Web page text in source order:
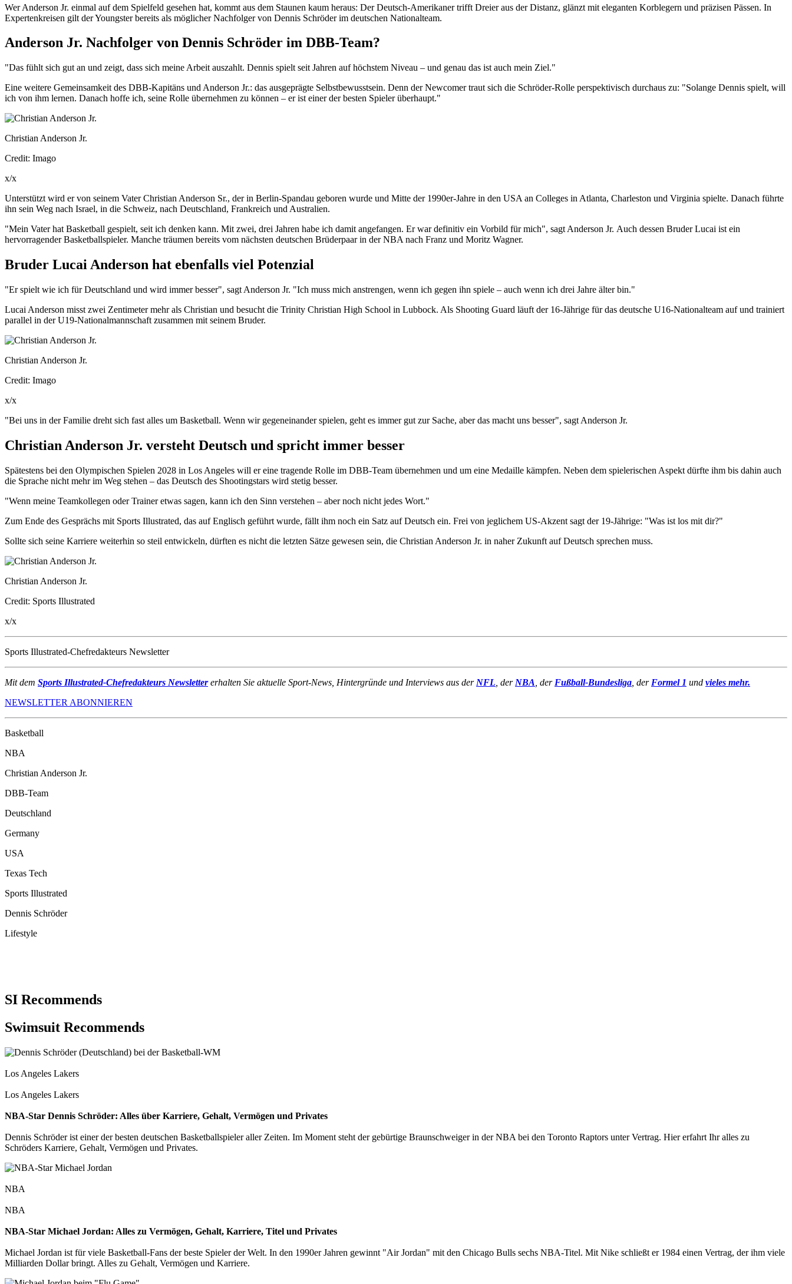
Wer Anderson Jr. einmal auf dem Spielfeld gesehen hat, kommt aus dem Staunen kaum heraus: Der Deutsch-Amerikaner trifft Dreier aus der Distanz, glänzt mit eleganten Korblegern und präzisen Pässen. In
Expertenkreisen gilt der Youngster bereits als möglicher Nachfolger von Dennis Schröder im deutschen Nationalteam.
Anderson Jr. Nachfolger von Dennis Schröder im DBB-Team?
"Das fühlt sich gut an und zeigt, dass sich meine Arbeit auszahlt. Dennis spielt seit Jahren auf höchstem Niveau – und genau das ist auch mein Ziel."
Eine weitere Gemeinsamkeit des DBB-Kapitäns und Anderson Jr.: das ausgeprägte Selbstbewusstsein. Denn der Newcomer traut sich die Schröder-Rolle perspektivisch durchaus zu: "Solange Dennis spielt, will
ich von ihm lernen. Danach hoffe ich, seine Rolle übernehmen zu können – er ist einer der besten Spieler überhaupt."
Christian Anderson Jr.
Credit: Imago
x/x
Unterstützt wird er von seinem Vater Christian Anderson Sr., der in Berlin-Spandau geboren wurde und Mitte der 1990er-Jahre in den USA an Colleges in Atlanta, Charleston und Virginia spielte. Danach führte
ihn sein Weg nach Israel, in die Schweiz, nach Deutschland, Frankreich und Australien.
"Mein Vater hat Basketball gespielt, seit ich denken kann. Mit zwei, drei Jahren habe ich damit angefangen. Er war definitiv ein Vorbild für mich", sagt Anderson Jr. Auch dessen Bruder Lucai ist ein
hervorragender Basketballspieler. Manche träumen bereits vom nächsten deutschen Brüderpaar in der NBA nach Franz und Moritz Wagner.
Bruder Lucai Anderson hat ebenfalls viel Potenzial
"Er spielt wie ich für Deutschland und wird immer besser", sagt Anderson Jr. "Ich muss mich anstrengen, wenn ich gegen ihn spiele – auch wenn ich drei Jahre älter bin."
Lucai Anderson misst zwei Zentimeter mehr als Christian und besucht die Trinity Christian High School in Lubbock. Als Shooting Guard läuft der 16-Jährige für das deutsche U16-Nationalteam auf und trainiert
parallel in der U19-Nationalmannschaft zusammen mit seinem Bruder.
Christian Anderson Jr.
Credit: Imago
x/x
"Bei uns in der Familie dreht sich fast alles um Basketball. Wenn wir gegeneinander spielen, geht es immer gut zur Sache, aber das macht uns besser", sagt Anderson Jr.
Christian Anderson Jr. versteht Deutsch und spricht immer besser
Spätestens bei den Olympischen Spielen 2028 in Los Angeles will er eine tragende Rolle im DBB-Team übernehmen und um eine Medaille kämpfen. Neben dem spielerischen Aspekt dürfte ihm bis dahin auch
die Sprache nicht mehr im Weg stehen – das Deutsch des Shootingstars wird stetig besser.
"Wenn meine Teamkollegen oder Trainer etwas sagen, kann ich den Sinn verstehen – aber noch nicht jedes Wort."
Zum Ende des Gesprächs mit Sports Illustrated, das auf Englisch geführt wurde, fällt ihm noch ein Satz auf Deutsch ein. Frei von jeglichem US-Akzent sagt der 19-Jährige: "Was ist los mit dir?"
Sollte sich seine Karriere weiterhin so steil entwickeln, dürften es nicht die letzten Sätze gewesen sein, die Christian Anderson Jr. in naher Zukunft auf Deutsch sprechen muss.
Christian Anderson Jr.
Credit: Sports Illustrated
x/x
Sports Illustrated-Chefredakteurs Newsletter
Mit dem Sports Illustrated-Chefredakteurs Newslettererhalten Sie aktuelle Sport-News, Hintergründe und Interviews aus der NFL , der NBA , der Fußball-Bundesliga , der Formel 1 und vieles mehr.
NEWSLETTER ABONNIEREN
Basketball
NBA
Christian Anderson Jr.
DBB-Team
Deutschland
Germany
USA
Texas Tech
Sports Illustrated
Dennis Schröder
Lifestyle
SI Recommends
Swimsuit Recommends
Los Angeles Lakers
Los Angeles Lakers
NBA-Star Dennis Schröder: Alles über Karriere, Gehalt, Vermögen und Privates
Dennis Schröder ist einer der besten deutschen Basketballspieler aller Zeiten. Im Moment steht der gebürtige Braunschweiger in der NBA bei den Toronto Raptors unter Vertrag. Hier erfahrt Ihr alles zu
Schröders Karriere, Gehalt, Vermögen und Privates.
NBA
NBA
NBA-Star Michael Jordan: Alles zu Vermögen, Gehalt, Karriere, Titel und Privates
Michael Jordan ist für viele Basketball-Fans der beste Spieler der Welt. In den 1990er Jahren gewinnt "Air Jordan" mit den Chicago Bulls sechs NBA-Titel. Mit Nike schließt er 1984 einen Vertrag, der ihm viele
Milliarden Dollar bringt. Alles zu Gehalt, Vermögen und Karriere.